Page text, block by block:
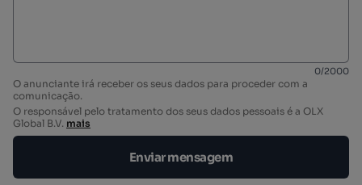
0/2000
O anunciante irá receber os seus dados para proceder com a
comunicação.
O responsável pelo tratamento dos seus dados pessoais é a OLX
Global B.V. mais
Enviar mensagem